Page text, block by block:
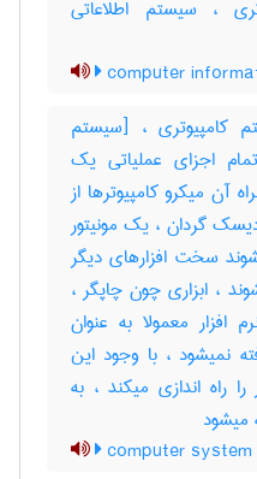
، سیستم اطلاعاتی
computer
کامپیوتری ، [سیستم
اجزای عملیاتی یک
آن میکرو کامپیوترها از
گردان ، یک مونیتور
سخت افزارهای دیگر
، ابزاری چون چاپگر ،
معمولا به عنوان
نمیشود ، با وجود این
راه اندازی میکند ، به
میشود
computer system